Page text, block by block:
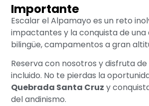
Importante
Escalar el Alpamayo es un reto
impactantes y la conquista de
bilingüe, campamentos a gran
Reserva con nosotros y disfruta
incluido. No te pierdas la
Quebrada Santa Cruz y
del andinismo.